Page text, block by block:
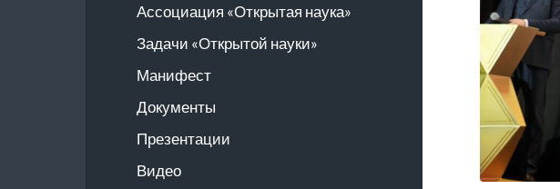
Ассоциация «Открытая наука»
Задачи «Открытой науки»
Манифест
Документы
Презентации
Видео